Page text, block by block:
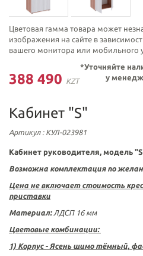
Цветовая гамма товара может
изображения на сайте в
вашего монитора или мобильного
388 490 KZT
*Уточняйте
у
Кабинет "S"
Артикул: КУЛ-023981
Кабинет руководителя, модель "S
Возможна комплектация по
Цена не включает стоимость
приставки
Материал:ЛДСП 16 мм
Цветовые комбинации:
1) Корпус - Ясень шимо тёмный,